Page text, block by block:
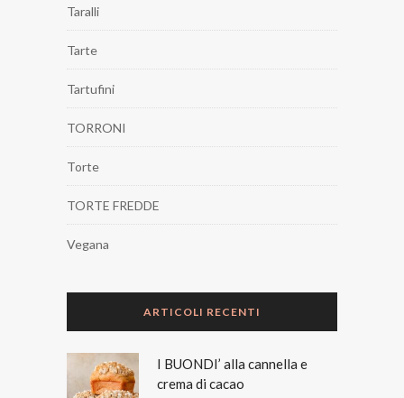
Taralli
Tarte
Tartufini
TORRONI
Torte
TORTE FREDDE
Vegana
ARTICOLI RECENTI
I BUONDI’ alla cannella e
crema di cacao